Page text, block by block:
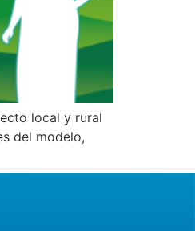
local y rural
del modelo,